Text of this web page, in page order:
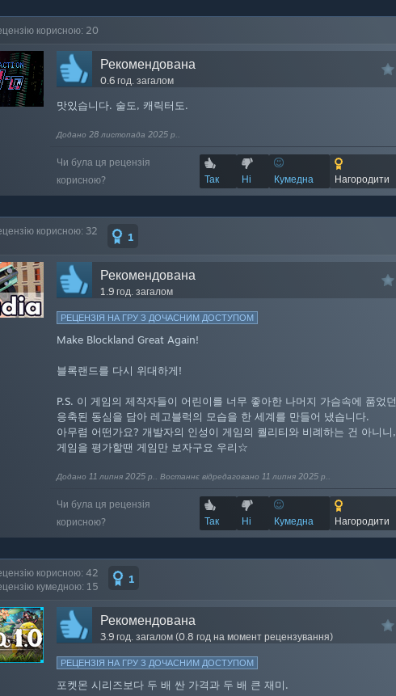
корисною: 20
Рекомендована
0.6 год. загалом
맛있습니다. 술도, 캐릭터도.
Додано 28 листопада 2025 р..
Чи була ця рецензія
корисною?
Так Ні Кумедна Нагородити
корисною: 32 1
Рекомендована
1.9 год. загалом
РЕЦЕНЗІЯ НА ГРУ З ДОЧАСНИМ ДОСТУПОМ
Make Blockland Great Again!
블록랜드를 다시 위대하게!
P.S. 이 게임의 제작자들이 어린이를 너무 좋아한 나머지 가슴속에 품었던
응축된 동심을 담아 레고블럭의 모습을 한 세계를 만들어 냈습니다.
아무렴 어떤가요? 개발자의 인성이 게임의 퀄리티와 비례하는 건 아니니,
게임을 평가할땐 게임만 보자구요 우리☆
Додано 11 липня 2025 р.. Востаннє відредаговано 11 липня 2025 р..
Чи була ця рецензія
корисною?
Так Ні Кумедна Нагородити
корисною: 42
кумедною: 15
1
Рекомендована
3.9 год. загалом (0.8 год на момент рецензування)
РЕЦЕНЗІЯ НА ГРУ З ДОЧАСНИМ ДОСТУПОМ
포켓몬 시리즈보다 두 배 싼 가격과 두 배 큰 재미.